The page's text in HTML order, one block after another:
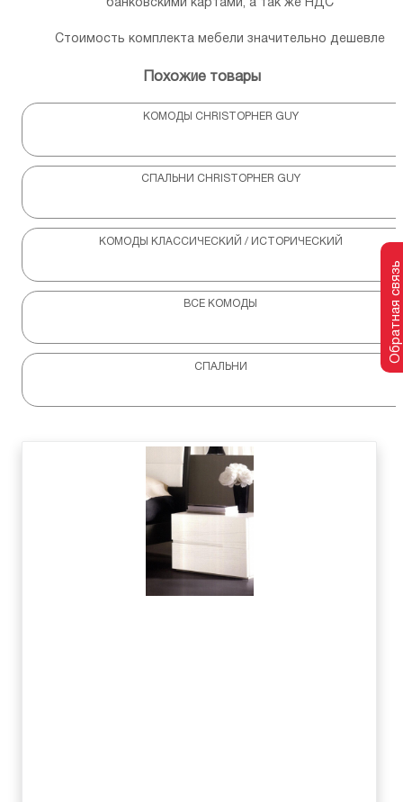
банковскими картами, а так же НДС
Стоимость комплекта мебели значительно дешевле
Похожие товары
КОМОДЫ CHRISTOPHER GUY
СПАЛЬНИ CHRISTOPHER GUY
КОМОДЫ КЛАССИЧЕСКИЙ / ИСТОРИЧЕСКИЙ
ВСЕ КОМОДЫ
СПАЛЬНИ
Обратная связь